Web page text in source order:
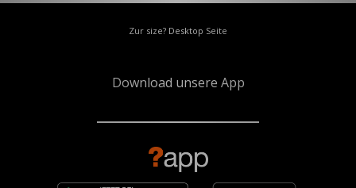
Zur size? Desktop Seite
Download unsere App